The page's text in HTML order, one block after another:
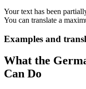
Your text has been
You can translate a
Examples and
What the
Can Do